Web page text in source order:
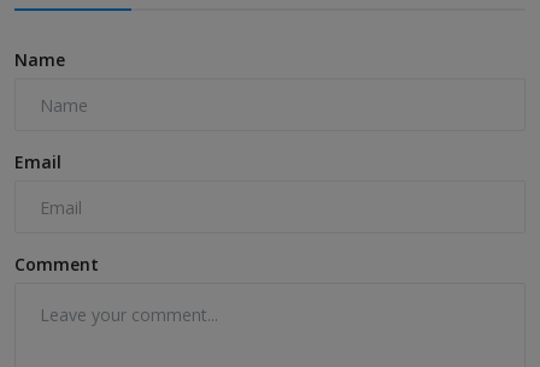
Name
Email
Comment